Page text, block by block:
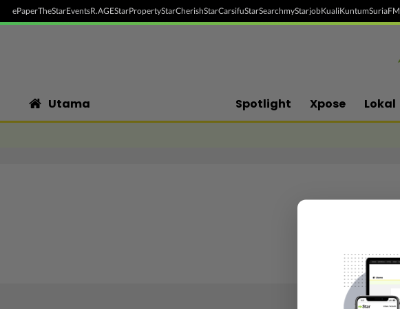
ePaperTheStarEventsR.AGEStarPropertyStarCherishStarCarsifuStarSearchmyStarjobKualiKuntumSuriaFM
Utama Spotlight Xpose Lokal